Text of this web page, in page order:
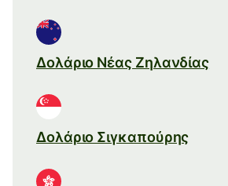
Δολάριο Νέας Ζηλανδίας
Δολάριο Σιγκαπούρης